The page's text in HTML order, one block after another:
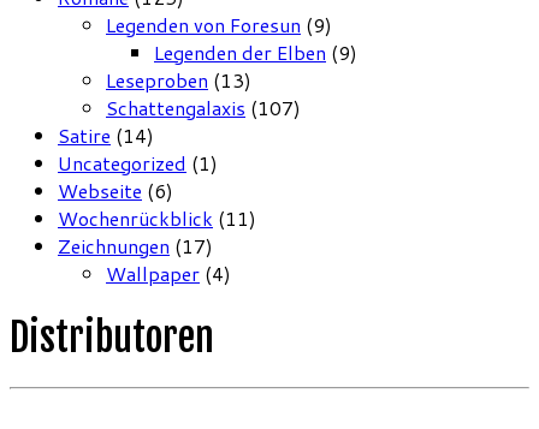
Legenden von Foresun (9)
Legenden der Elben (9)
Leseproben (13)
Schattengalaxis (107)
Satire (14)
Uncategorized (1)
Webseite (6)
Wochenrückblick (11)
Zeichnungen (17)
Wallpaper (4)
Distributoren